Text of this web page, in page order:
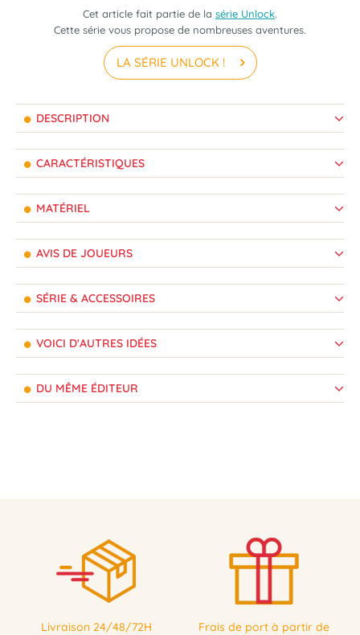
Cet article fait partie de la série Unlock.
Cette série vous propose de nombreuses aventures.
LA SÉRIE UNLOCK !
DESCRIPTION
CARACTÉRISTIQUES
MATÉRIEL
AVIS DE JOUEURS
SÉRIE & ACCESSOIRES
VOICI D'AUTRES IDÉES
DU MÊME ÉDITEUR
Livraison 24/48/72H
Frais de port à partir de